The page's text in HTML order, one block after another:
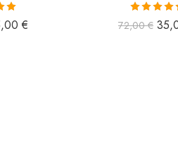
mit
5 € Bewertet
5.00 von
72,00€